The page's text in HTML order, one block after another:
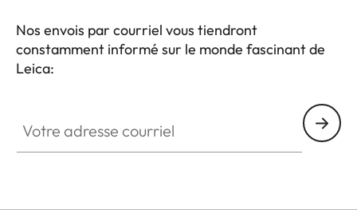
Nos envois par courriel vous tiendront
constamment informé sur le monde fascinant de
Leica: